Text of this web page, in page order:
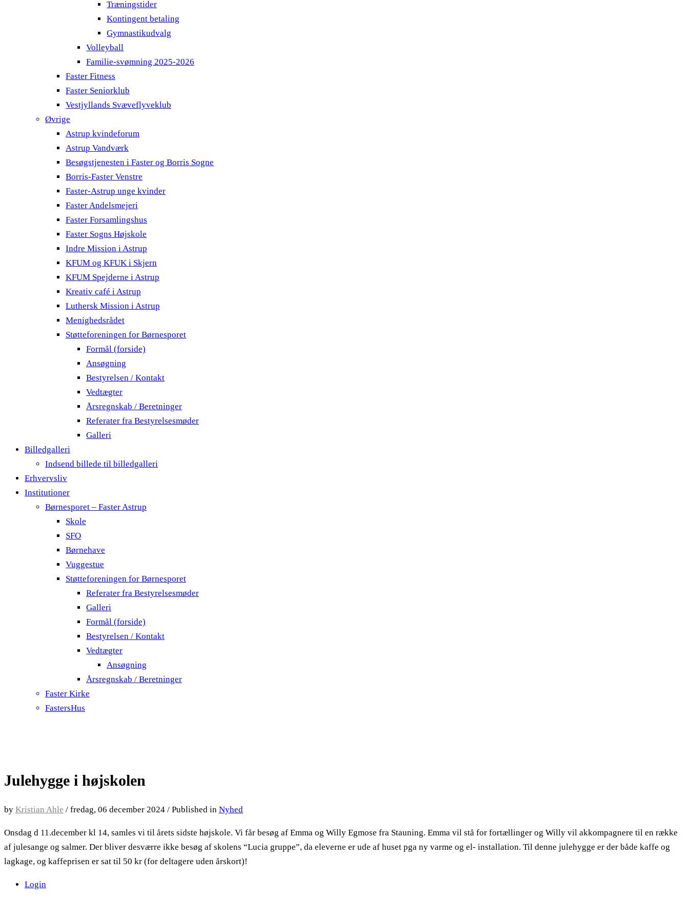
Træningstider
Kontingent betaling
Gymnastikudvalg
Volleyball
Familie-svømning 2025-2026
Faster Fitness
Faster Seniorklub
Vestjyllands Svæveflyveklub
Øvrige
Astrup kvindeforum
Astrup Vandværk
Besøgstjenesten i Faster og Borris Sogne
Borris-Faster Venstre
Faster-Astrup unge kvinder
Faster Andelsmejeri
Faster Forsamlingshus
Faster Sogns Højskole
Indre Mission i Astrup
KFUM og KFUK i Skjern
KFUM Spejderne i Astrup
Kreativ café i Astrup
Luthersk Mission i Astrup
Menighedsrådet
Støtteforeningen for Børnesporet
Formål (forside)
Ansøgning
Bestyrelsen / Kontakt
Vedtægter
Årsregnskab / Beretninger
Referater fra Bestyrelsesmøder
Galleri
Billedgalleri
Indsend billede til billedgalleri
Erhvervsliv
Institutioner
Børnesporet – Faster Astrup
Skole
SFO
Børnehave
Vuggestue
Støtteforeningen for Børnesporet
Referater fra Bestyrelsesmøder
Galleri
Formål (forside)
Bestyrelsen / Kontakt
Vedtægter
Ansøgning
Årsregnskab / Beretninger
Faster Kirke
FastersHus
Julehygge i højskolen
by Kristian Ahle / fredag, 06 december 2024 / Published in Nyhed
Onsdag d 11.december kl 14, samles vi til årets sidste højskole. Vi får besøg af Emma og Willy Egmose fra Stauning. Emma vil stå for fortællinger og Willy vil akkompagnere til en række
af julesange og salmer. Der bliver desværre ikke besøg af skolens “Lucia gruppe”, da eleverne er ude af huset pga ny varme og el- installation. Til denne julehygge er der både kaffe og
lagkage, og kaffeprisen er sat til 50 kr (for deltagere uden årskort)!
Login